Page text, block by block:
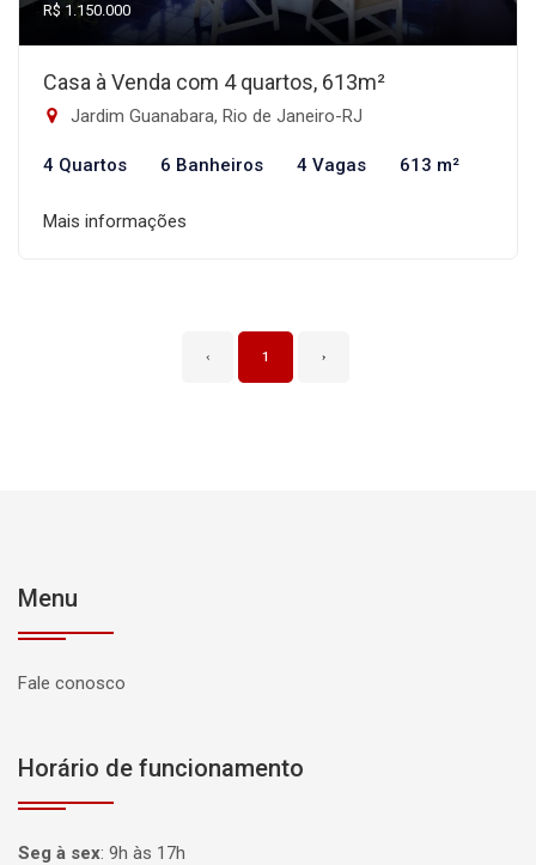
R$ 1.150.000
Casa à Venda com 4 quartos, 613m²
Jardim Guanabara, Rio de Janeiro-RJ
4 Quartos 6 Banheiros 4 Vagas 613 m²
Mais informações
‹ 1 ›
Menu
Fale conosco
Horário de funcionamento
Seg à sex: 9h às 17h